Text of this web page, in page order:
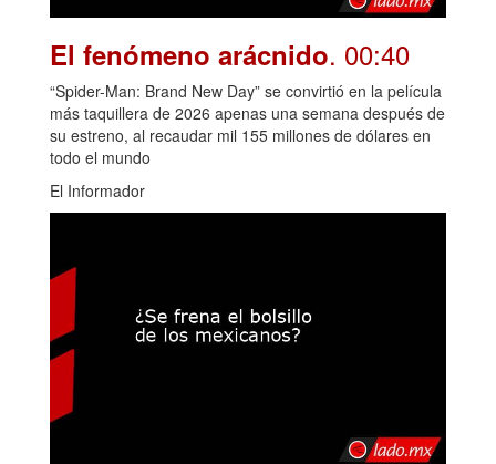
El fenómeno arácnido. 00:40
“Spider-Man: Brand New Day” se convirtió en la película
más taquillera de 2026 apenas una semana después de
su estreno, al recaudar mil 155 millones de dólares en
todo el mundo
El Informador